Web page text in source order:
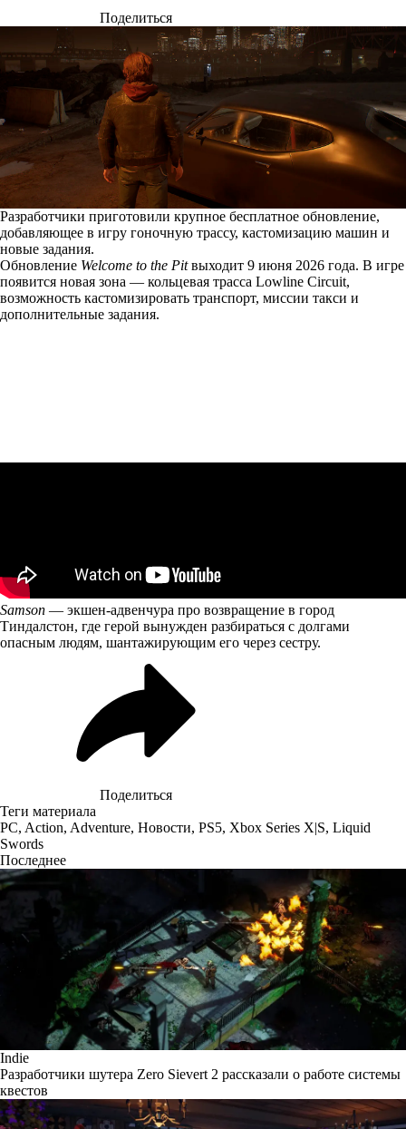
Поделиться
Разработчики приготовили крупное бесплатное обновление,
добавляющее в игру гоночную трассу, кастомизацию машин и
новые задания.
Обновление Welcome to the Pitвыходит 9 июня 2026 года. В игре
появится новая зона — кольцевая трасса Lowline Circuit,
возможность кастомизировать транспорт, миссии такси и
дополнительные задания.
Samson — экшен-адвенчура про возвращение в город
Тиндалстон, где герой вынужден разбираться с долгами
опасным людям, шантажирующим его через сестру.
Поделиться
Теги материала
PC, Action, Adventure, Новости, PS5, Xbox Series X|S, Liquid
Swords
Последнее
Indie
Разработчики шутера Zero Sievert 2 рассказали о работе системы
квестов